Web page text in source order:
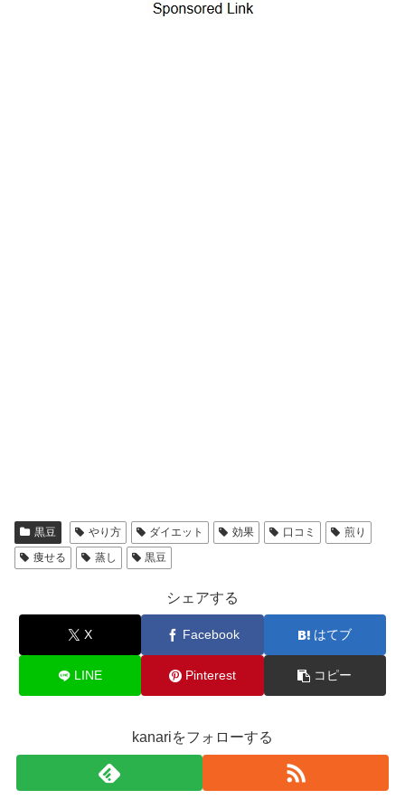
黒豆 やり方 ダイエット 効果 口コミ
煎り
痩せる
蒸し 黒豆
シェアする
X Facebook はてブ
LINE Pinterest コピー
kanariをフォローする